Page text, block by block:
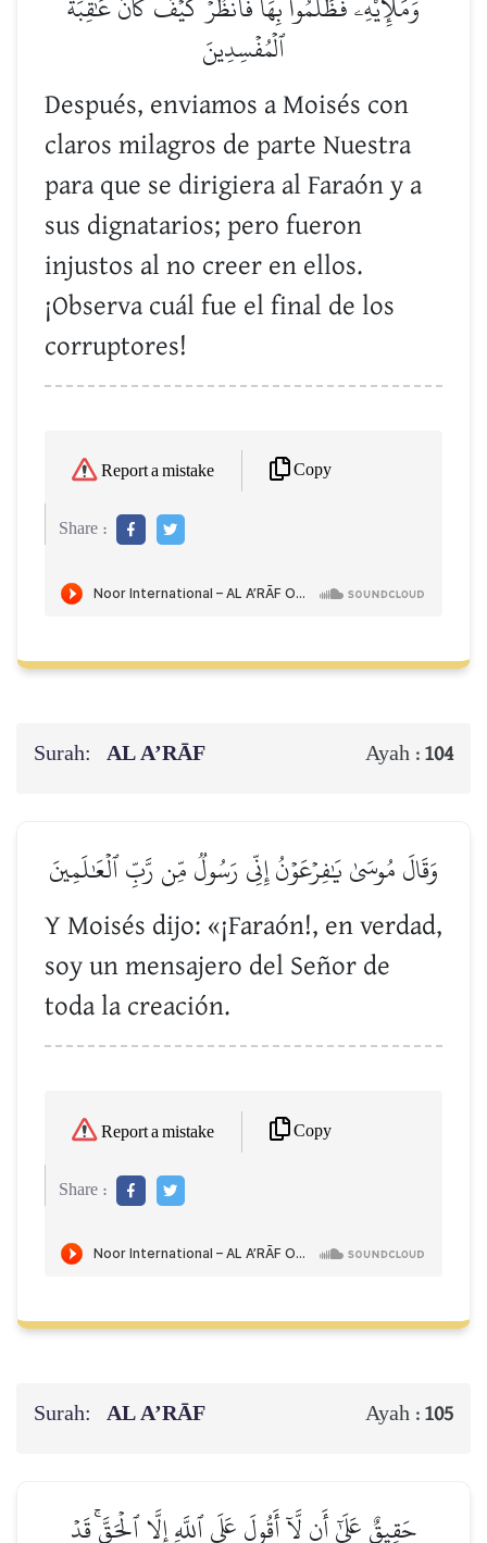
ٱلۡمُفۡسِدِينَ
Después, enviamos a Moisés con
claros milagros de parte Nuestra
para que se dirigiera al Faraón y a
sus dignatarios; pero fueron
injustos al no creer en ellos.
¡Observa cuál fue el final de los
corruptores!
Report a mistake Copy
Share :
Surah: AL A’RĀF Ayah : 104
وَقَالَ مُوسَىٰ يَٰفِرۡعَوۡنُ إِنِّي رَسُولٞ مِّن رَّبِّ ٱلۡعَٰلَمِينَ
Y Moisés dijo: «¡Faraón!, en verdad,
soy un mensajero del Señor de
toda la creación.
Report a mistake Copy
Share :
Surah: AL A’RĀF Ayah : 105
حَقِيقٌ عَلَىٰٓ أَن لَّآ أَقُولَ عَلَى ٱللَّهِ إِلَّا ٱلۡحَقَّۚ قَدۡ